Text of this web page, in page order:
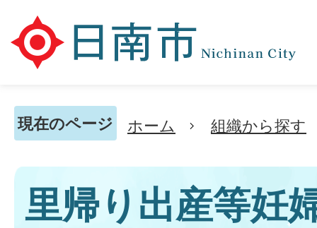
現在のページ ホーム 組織から探す
里帰り出産等妊